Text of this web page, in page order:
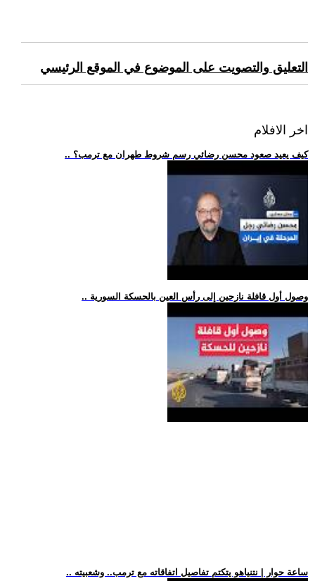
التعليق والتصويت على الموضوع في الموقع الرئيسي
اخر الافلام
.. كيف يعيد صعود محسن رضائي رسم شروط طهران مع ترمب؟
.. وصول أول قافلة نازحين إلى رأس العين بالحسكة السورية
.. ساعة حوار | نتنياهو يتكتم تفاصيل اتفاقاته مع ترمب.. وشعبيته